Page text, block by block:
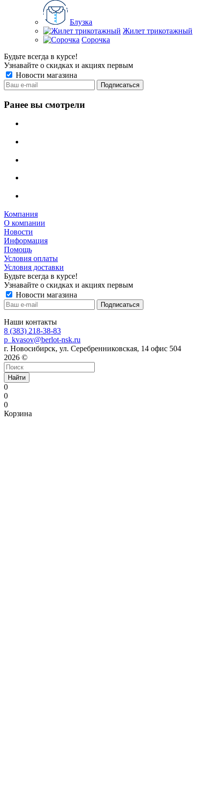
Блузка
Жилет трикотажный
Сорочка
Будьте всегда в курсе!
Узнавайте о скидках и акциях первым
Новости магазина
Ранее вы смотрели
Компания
О компании
Новости
Информация
Помощь
Условия оплаты
Условия доставки
Будьте всегда в курсе!
Узнавайте о скидках и акциях первым
Новости магазина
Наши контакты
8 (383) 218-38-83
p_kvasov@berlot-nsk.ru
г. Новосибирск, ул. Серебренниковская, 14 офис 504
2026 ©
Найти
0
0
0
Корзина